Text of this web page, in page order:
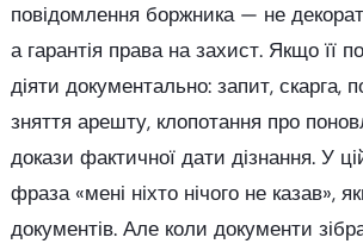
повідомлення боржника — не
а гарантія права на захист. Якщо її
діяти документально: запит, скарга,
зняття арешту, клопотання про
докази фактичної дати дізнання. У
фраза «мені ніхто нічого не казав»,
документів. Але коли документи